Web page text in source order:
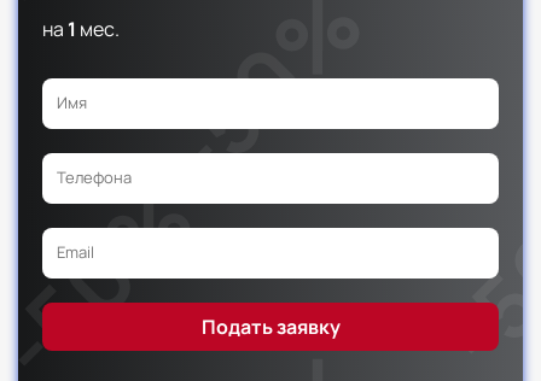
на 1 мес.